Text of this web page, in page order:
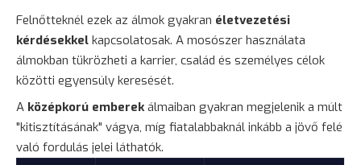
Felnőtteknél ezek az álmok gyakran életvezetési
kérdésekkel kapcsolatosak. A mosószer használata
álmokban tükrözheti a karrier, család és személyes célok
közötti egyensúly keresését.
A középkorú emberekálmaiban gyakran megjelenik a múlt
"kitisztításának" vágya, míg fiatalabbaknál inkább a jövő felé
való fordulás jelei láthatók.